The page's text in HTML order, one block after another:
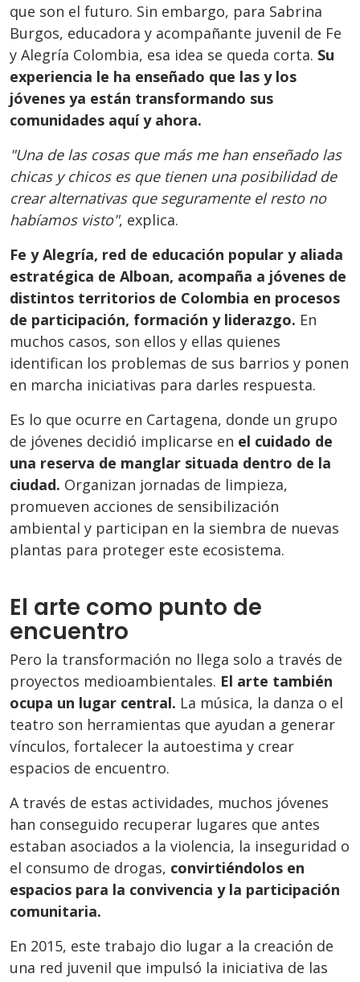
que son el futuro. Sin embargo, para Sabrina
Burgos, educadora y acompañante juvenil de Fe
y Alegría Colombia, esa idea se queda corta. Su
experiencia le ha enseñado que las y los
jóvenes ya están transformando sus
comunidades aquí y ahora.
"Una de las cosas que más me han enseñado las
chicas y chicos es que tienen una posibilidad de
crear alternativas que seguramente el resto no
habíamos visto", explica.
Fe y Alegría, red de educación popular y aliada
estratégica de Alboan, acompaña a jóvenes de
distintos territorios de Colombia en procesos
de participación, formación y liderazgo. En
muchos casos, son ellos y ellas quienes
identifican los problemas de sus barrios y ponen
en marcha iniciativas para darles respuesta.
Es lo que ocurre en Cartagena, donde un grupo
de jóvenes decidió implicarse en el cuidado de
una reserva de manglar situada dentro de la
ciudad. Organizan jornadas de limpieza,
promueven acciones de sensibilización
ambiental y participan en la siembra de nuevas
plantas para proteger este ecosistema.
El arte como punto de
encuentro
Pero la transformación no llega solo a través de
proyectos medioambientales. El arte también
ocupa un lugar central. La música, la danza o el
teatro son herramientas que ayudan a generar
vínculos, fortalecer la autoestima y crear
espacios de encuentro.
A través de estas actividades, muchos jóvenes
han conseguido recuperar lugares que antes
estaban asociados a la violencia, la inseguridad o
el consumo de drogas, convirtiéndolos en
espacios para la convivencia y la participación
comunitaria.
En 2015, este trabajo dio lugar a la creación de
una red juvenil que impulsó la iniciativa de las